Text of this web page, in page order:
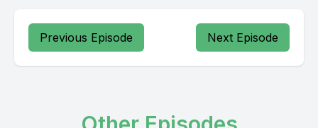
Previous Episode Next Episode